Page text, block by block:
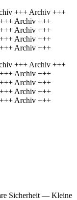
+++ Archiv +++
Archiv +++
Archiv +++
Archiv +++
Archiv +++
+++ Archiv +++
Archiv +++
Archiv +++
Archiv +++
Archiv +++
Sicherheit — Kleine